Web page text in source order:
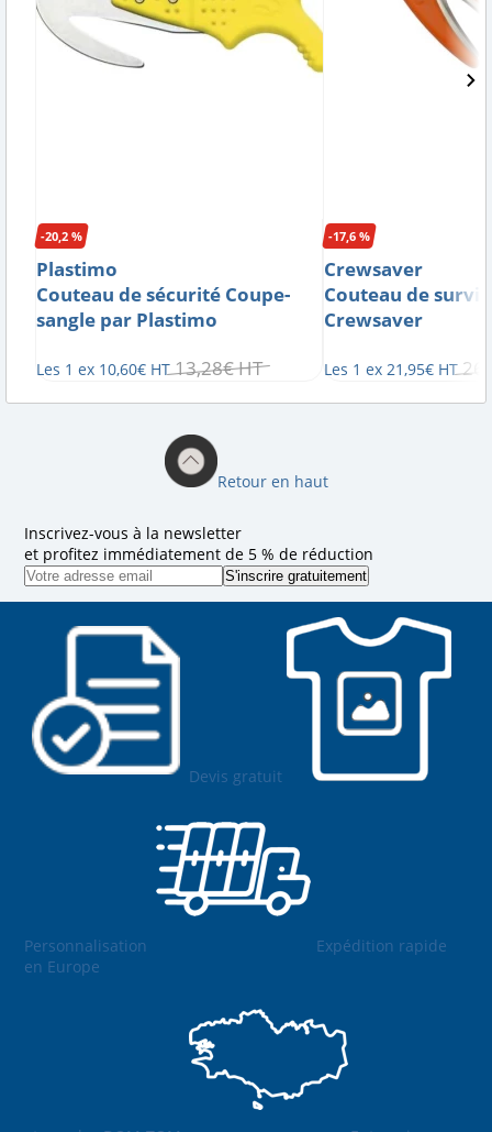
-20,2 %
Plastimo
Couteau de sécurité Coupe-
sangle par Plastimo
Les 1 ex 10,60€ HT 13,28€HT
-17,6 %
Crewsaver
Couteau de
Crewsaver
Les 1 ex 21 ,95€ HT 26
Retour en haut
Inscrivez-vous à la newsletter
et profitez immédiatement de 5 % de réduction
Devis gratuit
Personnalisation
Expédition rapide
en Europe